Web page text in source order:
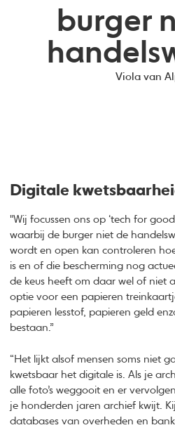
burger
Viola van
Digitale
"Wij focussen ons op ‘tech for
waarbij de burger niet de
wordt en open kan controleren
is en of die bescherming nog
de keus heeft om daar wel of niet
optie voor een papieren
papieren lesstof, papieren geld
bestaan.”
“Het lijkt alsof mensen soms niet
kwetsbaar het digitale is. Als je
alle foto’s weggooit en er
je honderden jaren archief kwijt.
databases van overheden en